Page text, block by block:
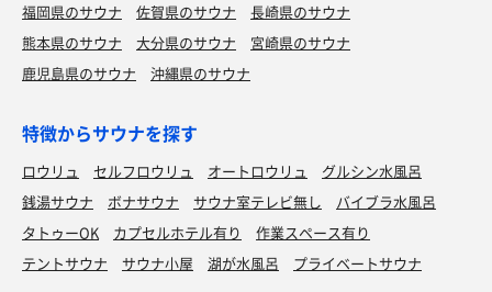
福岡県のサウナ 佐賀県のサウナ
長崎県のサウナ
熊本県のサウナ
大分県のサウナ
宮崎県のサウナ
鹿児島県のサウナ
沖縄県のサウナ
特徴からサウナを探す
ロウリュ セルフロウリュ オートロウリュ
グルシン水風呂
銭湯サウナ
ボナサウナ サウナ室テレビ無し
バイブラ水風呂
タトゥーOK
カプセルホテル有り
作業スペース有り
テントサウナ
サウナ小屋 湖が水風呂 プライベートサウナ